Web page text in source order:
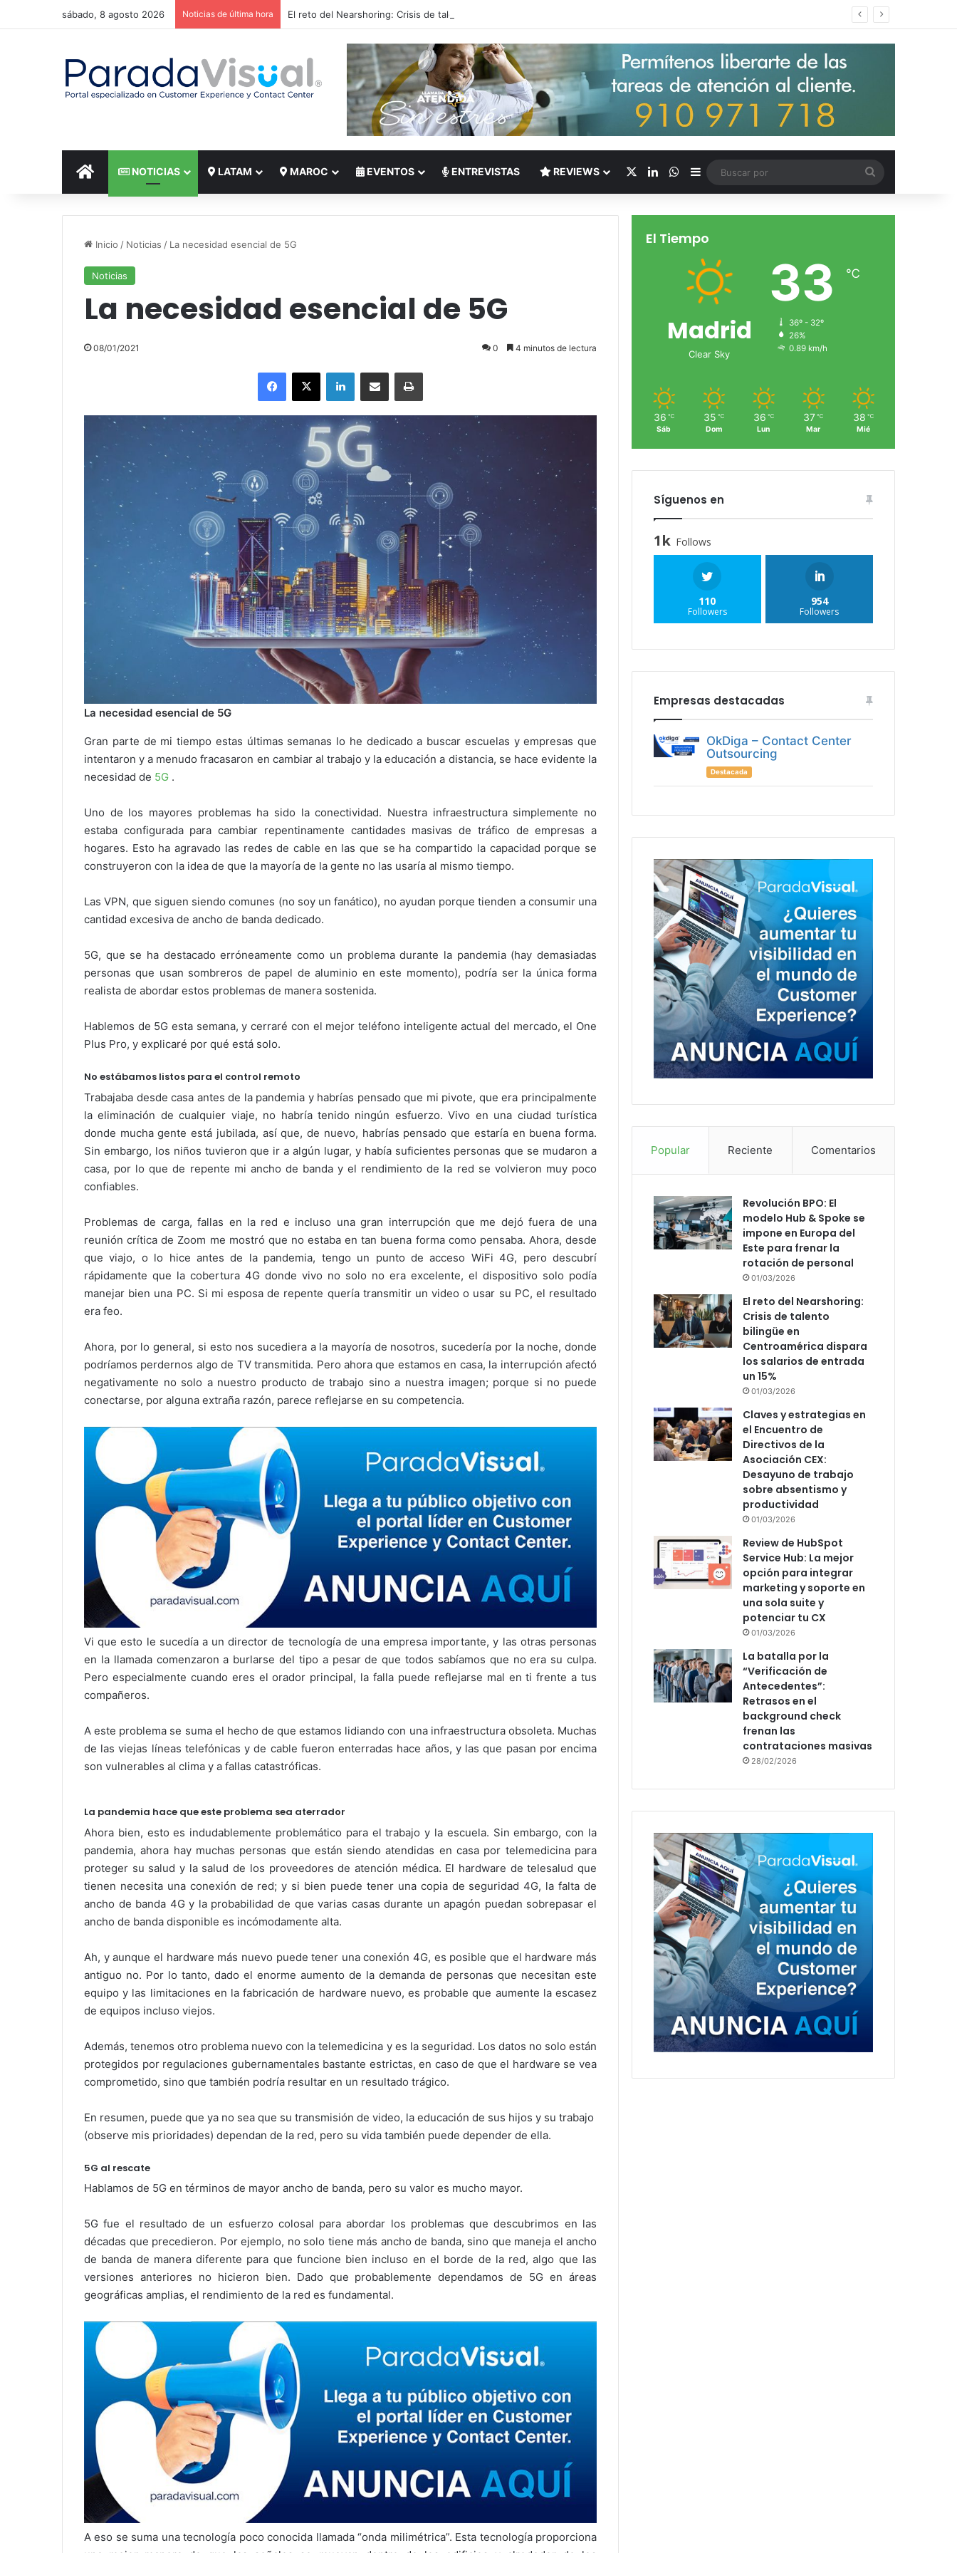
sábado, 8 agosto 2026 Noticias de última hora El reto del Nearshoring: Crisis de talento bilingüe en Centroamérica dispara los salarios de entrada un 15%
INICIO NOTICIAS LATAM MAROC EVENTOS ENTREVISTAS REVIEWS LinkedInWhatsApp
Barra lateral
por
Inicio / Noticias / La necesidad esencial de 5G
Noticias
La necesidad esencial de 5G
08/01/2021 0 4 minutos de lectura
Facebook
X LinkedInCompartir por correo electrónicoImprimir
La necesidad esencial de 5G
Gran parte de mi tiempo estas últimas semanas lo he dedicado a buscar escuelas y empresas que
intentaron y a menudo fracasaron en cambiar al trabajo y la educación a distancia, se hace evidente la
necesidad de 5G .
Uno de los mayores problemas ha sido la conectividad. Nuestra infraestructura simplemente no
estaba configurada para cambiar repentinamente cantidades masivas de tráfico de empresas a
hogares. Esto ha agravado las redes de cable en las que se ha compartido la capacidad porque se
construyeron con la idea de que la mayoría de la gente no las usaría al mismo tiempo.
Las VPN, que siguen siendo comunes (no soy un fanático), no ayudan porque tienden a consumir una
cantidad excesiva de ancho de banda dedicado.
5G, que se ha destacado erróneamente como un problema durante la pandemia (hay demasiadas
personas que usan sombreros de papel de aluminio en este momento), podría ser la única forma
realista de abordar estos problemas de manera sostenida.
Hablemos de 5G esta semana, y cerraré con el mejor teléfono inteligente actual del mercado, el One
Plus Pro, y explicaré por qué está solo.
No estábamos listos para el control remoto
Trabajaba desde casa antes de la pandemia y habrías pensado que mi pivote, que era principalmente
la eliminación de cualquier viaje, no habría tenido ningún esfuerzo. Vivo en una ciudad turística
donde mucha gente está jubilada, así que, de nuevo, habrías pensado que estaría en buena forma.
Sin embargo, los niños tuvieron que ir a algún lugar, y había suficientes personas que se mudaron a
casa, por lo que de repente mi ancho de banda y el rendimiento de la red se volvieron muy poco
confiables.
Problemas de carga, fallas en la red e incluso una gran interrupción que me dejó fuera de una
reunión crítica de Zoom me mostró que no estaba en tan buena forma como pensaba. Ahora, desde
que viajo, o lo hice antes de la pandemia, tengo un punto de acceso WiFi 4G, pero descubrí
rápidamente que la cobertura 4G donde vivo no solo no era excelente, el dispositivo solo podía
manejar bien una PC. Si mi esposa de repente quería transmitir un video o usar su PC, el resultado
era feo.
Ahora, por lo general, si esto nos sucediera a la mayoría de nosotros, sucedería por la noche, donde
podríamos perdernos algo de TV transmitida. Pero ahora que estamos en casa, la interrupción afectó
negativamente no solo a nuestro producto de trabajo sino a nuestra imagen; porque si no puede
conectarse, por alguna extraña razón, parece reflejarse en su competencia.
Vi que esto le sucedía a un director de tecnología de una empresa importante, y las otras personas
en la llamada comenzaron a burlarse del tipo a pesar de que todos sabíamos que no era su culpa.
Pero especialmente cuando eres el orador principal, la falla puede reflejarse mal en ti frente a tus
compañeros.
A este problema se suma el hecho de que estamos lidiando con una infraestructura obsoleta. Muchas
de las viejas líneas telefónicas y de cable fueron enterradas hace años, y las que pasan por encima
son vulnerables al clima y a fallas catastróficas.
La pandemia hace que este problema sea aterrador
Ahora bien, esto es indudablemente problemático para el trabajo y la escuela. Sin embargo, con la
pandemia, ahora hay muchas personas que están siendo atendidas en casa por telemedicina para
proteger su salud y la salud de los proveedores de atención médica. El hardware de telesalud que
tienen necesita una conexión de red; y si bien puede tener una copia de seguridad 4G, la falta de
ancho de banda 4G y la probabilidad de que varias casas durante un apagón puedan sobrepasar el
ancho de banda disponible es incómodamente alta.
Ah, y aunque el hardware más nuevo puede tener una conexión 4G, es posible que el hardware más
antiguo no. Por lo tanto, dado el enorme aumento de la demanda de personas que necesitan este
equipo y las limitaciones en la fabricación de hardware nuevo, es probable que aumente la escasez
de equipos incluso viejos.
Además, tenemos otro problema nuevo con la telemedicina y es la seguridad. Los datos no solo están
protegidos por regulaciones gubernamentales bastante estrictas, en caso de que el hardware se vea
comprometido, sino que también podría resultar en un resultado trágico.
En resumen, puede que ya no sea que su transmisión de video, la educación de sus hijos y su trabajo
(observe mis prioridades) dependan de la red, pero su vida también puede depender de ella.
5G al rescate
Hablamos de 5G en términos de mayor ancho de banda, pero su valor es mucho mayor.
5G fue el resultado de un esfuerzo colosal para abordar los problemas que descubrimos en las
décadas que precedieron. Por ejemplo, no solo tiene más ancho de banda, sino que maneja el ancho
de banda de manera diferente para que funcione bien incluso en el borde de la red, algo que las
versiones anteriores no hicieron bien. Dado que probablemente dependamos de 5G en áreas
geográficas amplias, el rendimiento de la red es fundamental.
A eso se suma una tecnología poco conocida llamada “onda milimétrica”. Esta tecnología proporciona
El Tiempo
Madrid
Clear Sky
33 ℃
36º - 32º
26%
0.89 km/h
36 ℃
Sáb
35 ℃
Dom
36 ℃
Lun
37 ℃
Mar
38 ℃
Mié
Síguenos en
1k Follows
110
Followers
954
Followers
Empresas destacadas
OkDiga – Contact Center
Outsourcing
Destacada
Popular Reciente Comentarios
Revolución BPO: El
modelo Hub & Spoke se
impone en Europa del
Este para frenar la
rotación de personal
01/03/2026
El reto del Nearshoring:
Crisis de talento
bilingüe en
Centroamérica dispara
los salarios de entrada
un 15%
01/03/2026
Claves y estrategias en
el Encuentro de
Directivos de la
Asociación CEX:
Desayuno de trabajo
sobre absentismo y
productividad
01/03/2026
Review de HubSpot
Service Hub: La mejor
opción para integrar
marketing y soporte en
una sola suite y
potenciar tu CX
01/03/2026
La batalla por la
“Verificación de
Antecedentes”:
Retrasos en el
background check
frenan las
contrataciones masivas
28/02/2026